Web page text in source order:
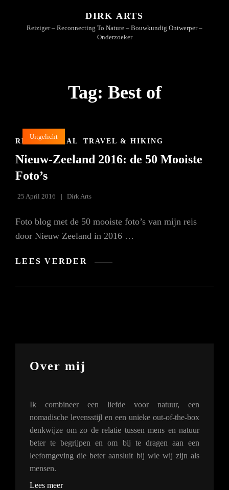
DIRK ARTS
Reiziger – Reconnecting To Nature – Bouwkundig Ontwerper –
Onderzoeker
Tag: Best of
Uitgelicht
CAT
REISVERHAAL TRAVEL & HIKING
Nieuw-Zeeland 2016: de 50 Mooiste
Foto’s
25 April 2016 Dirk Arts
Foto blog met de 50 mooiste foto’s van mijn reis
door Nieuw Zeeland in 2016 …
LEES VERDER
NIEUW-
DE
Over mij
Ik combineer een liefde voor natuur, een
nomadische levensstijl en een unieke out-of-the-box
denkwijze om zo de relatie tussen mens en natuur
beter te begrijpen en om bij te dragen aan een
leefomgeving die beter aansluit bij wie wij zijn als
mensen.
Lees meer